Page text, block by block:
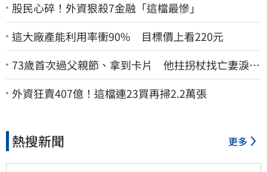
股民心碎！外資狠殺7金融「這檔最慘」
這大廠產能利用率衝90% 目標價上看220元
73歲首次過父親節、拿到卡片 他拄拐杖找亡妻淚：
今天好多人來幫我慶祝
外資狂賣407億！這檔連23買再掃2.2萬張
熱搜新聞 更多